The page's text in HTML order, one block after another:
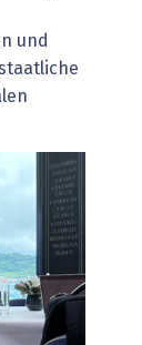
und